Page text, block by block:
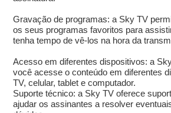
Gravação de programas: a Sky TV
os seus programas favoritos para
tenha tempo de vê-los na hora da
Acesso em diferentes dispositivos: a
você acesse o conteúdo em diferentes
TV, celular, tablet e computador.
Suporte técnico: a Sky TV oferece
ajudar os assinantes a resolver